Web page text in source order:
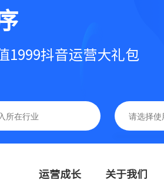
1999抖音运营大礼包
高级版
运营成长 关于我们